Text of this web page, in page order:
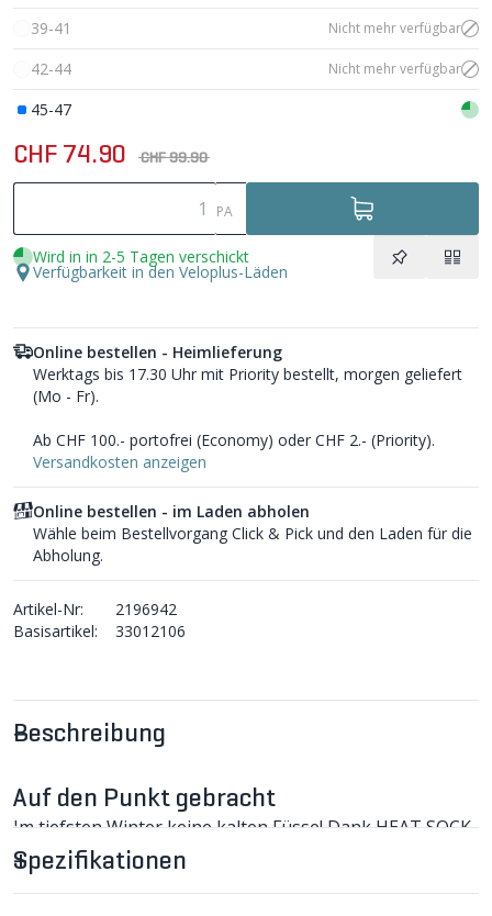
Beschreibung
Auf den Punkt gebracht
Im tiefsten Winter keine kalten Füsse! Dank HEAT SOCK
Heizsystem mit TOE-CAP-Technologie von LENZ.
HEAT SOCK 4.1 Heizsocken im Detail
Die in die HEAT SOCK 4.1 Heizsocke integrierten
Spezifikationen
39-41 Nicht mehr verfügbar
42-44 Nicht mehr verfügbar
45-47
CHF 74.90 CHF 99.90
PA
Wird in in 2-5 Tagen verschickt
Verfügbarkeit in den Veloplus-Läden
Online bestellen - Heimlieferung
Werktags bis 17.30 Uhr mit Priority bestellt, morgen geliefert
(Mo - Fr).
Ab CHF 100.- portofrei (Economy) oder CHF 2.- (Priority).
Versandkosten anzeigen
Online bestellen - im Laden abholen
Wähle beim Bestellvorgang Click & Pick und den Laden für die
Abholung.
Artikel-Nr:
2196942
Basisartikel:
33012106